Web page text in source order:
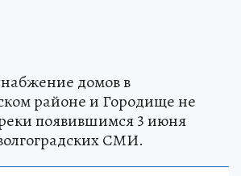
домов в
районе и Городище не
появившимся 3 июня
СМИ.